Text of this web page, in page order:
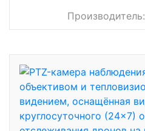
Производитель: